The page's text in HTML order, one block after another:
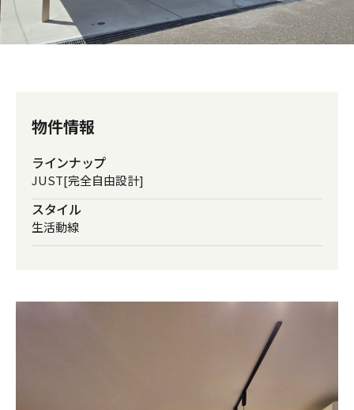
私たちの家づくり
FAQ
見学会のお申し込み
資料請求・お問い合わせ
プライバシーポリシー
物件情報
ラインナップ
JUST[完全自由設計]
スタイル
生活動線